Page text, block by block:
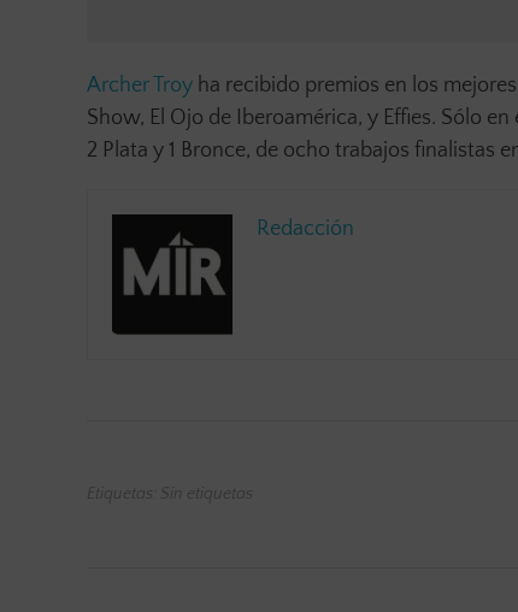
Archer Troy ha recibido premios en los
Show, El Ojo de Iberoamérica, y Effies. Sólo
2 Plata y 1 Bronce, de ocho trabajos finalistas
Redacción
Etiquetas: Sin etiquetas